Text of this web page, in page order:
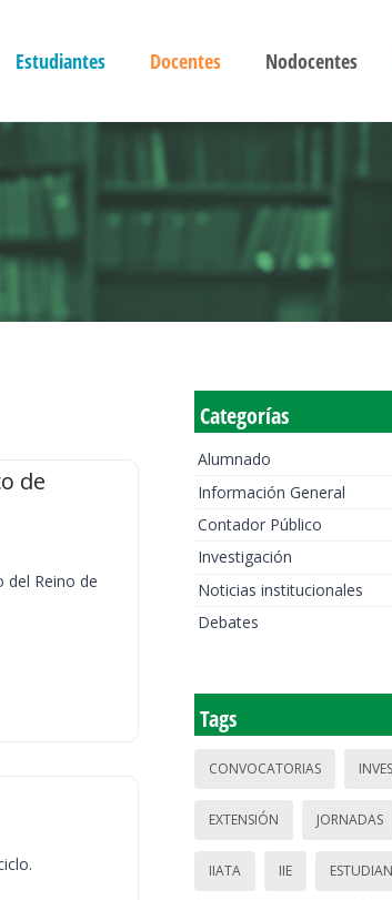
Estudiantes Docentes Nodocentes
de
del Reino de
Categorías
Alumnado
Información General
Contador Público
Investigación
Noticias institucionales
Debates
Tags
CONVOCATORIAS
EXTENSIÓN JORNADAS
IIATA IIE